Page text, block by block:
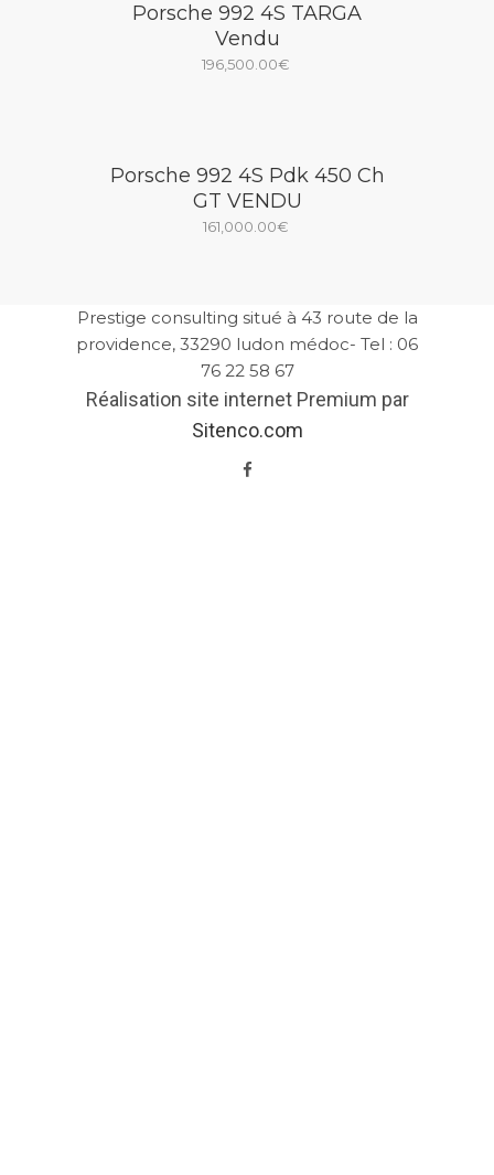
Porsche 992 4S TARGA
Vendu
196,500.00€
Porsche 992 4S Pdk 450 Ch
GT VENDU
161,000.00€
Prestige consulting situé à 43 route de la
providence, 33290 ludon médoc- Tel : 06
76 22 58 67
Réalisation site internet Premium par
Sitenco.com